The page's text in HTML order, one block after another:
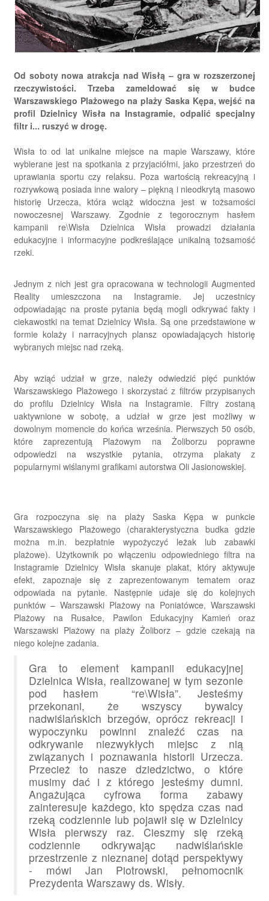
Od soboty nowa atrakcja nad Wisłą – gra w rozszerzonej
rzeczywistości. Trzeba zameldować się w budce
Warszawskiego Plażowego na plaży Saska Kępa, wejść na
profil Dzielnicy Wisła na Instagramie, odpalić specjalny
filtr i... ruszyć w drogę.
Wisła to od lat unikalne miejsce na mapie Warszawy, które
wybierane jest na spotkania z przyjaciółmi, jako przestrzeń do
uprawiania sportu czy relaksu. Poza wartością rekreacyjną i
rozrywkową posiada inne walory – piękną i nieodkrytą masowo
historię Urzecza, która wciąż widoczna jest w tożsamości
nowoczesnej Warszawy. Zgodnie z tegorocznym hasłem
kampanii re\Wisła Dzielnica Wisła prowadzi działania
edukacyjne i informacyjne podkreślające unikalną tożsamość
rzeki.
Jednym z nich jest gra opracowana w technologii Augmented
Reality umieszczona na Instagramie. Jej uczestnicy
odpowiadając na proste pytania będą mogli odkrywać fakty i
ciekawostki na temat Dzielnicy Wisła. Są one przedstawione w
formie kolaży i narracyjnych plansz opowiadających historię
wybranych miejsc nad rzeką.
Aby wziąć udział w grze, należy odwiedzić pięć punktów
Warszawskiego Plażowego i skorzystać z filtrów przypisanych
do profilu Dzielnicy Wisła na Instagramie. Filtry zostaną
uaktywnione w sobotę, a udział w grze jest możliwy w
dowolnym momencie do końca września. Pierwszych 50 osób,
które zaprezentują Plażowym na Żoliborzu poprawne
odpowiedzi na wszystkie pytania, otrzyma plakaty z
popularnymi wiślanymi grafikami autorstwa Oli Jasionowskiej.
Gra rozpoczyna się na plaży Saska Kępa w punkcie
Warszawskiego Plażowego (charakterystyczna budka gdzie
można m.in. bezpłatnie wypożyczyć leżak lub zabawki
plażowe). Użytkownik po włączeniu odpowiedniego filtra na
Instagramie Dzielnicy Wisła skanuje plakat, który aktywuje
efekt, zapoznaje się z zaprezentowanym tematem oraz
odpowiada na pytanie. Następnie udaje się do kolejnych
punktów – Warszawski Plażowy na Poniatówce, Warszawski
Plażowy na Rusałce, Pawilon Edukacyjny Kamień oraz
Warszawski Plażowy na plaży Żoliborz – gdzie czekają na
niego kolejne zadania.
Gra to element kampanii edukacyjnej
Dzielnica Wisła, realizowanej w tym sezonie
pod hasłem “re\Wisła”. Jesteśmy
przekonani, że wszyscy bywalcy
nadwiślańskich brzegów, oprócz rekreacji i
wypoczynku powinni znaleźć czas na
odkrywanie niezwykłych miejsc z nią
związanych i poznawania historii Urzecza.
Przecież to nasze dziedzictwo, o które
musimy dać i z którego jesteśmy dumni.
Angażująca cyfrowa forma zabawy
zainteresuje każdego, kto spędza czas nad
rzeką codziennie lub pojawił się w Dzielnicy
Wisła pierwszy raz. Cieszmy się rzeką
codziennie odkrywając nadwiślańskie
przestrzenie z nieznanej dotąd perspektywy
- mówi Jan Piotrowski, pełnomocnik
Prezydenta Warszawy ds. Wisły.